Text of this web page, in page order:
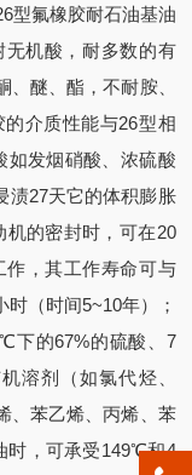
型氟橡胶耐石油基油
机酸，耐多数的有
醚、酯，不耐胺、
介质性能与26型相
如发烟硝酸、浓硫酸
渍27天它的体积膨胀
机的密封时，可在20
，其工作寿命可与
（时间5~10年）；
下的67%的硫酸、7
溶剂（如氯代烃、
、苯乙烯、丙烯、苯
时，可承受149℃和4